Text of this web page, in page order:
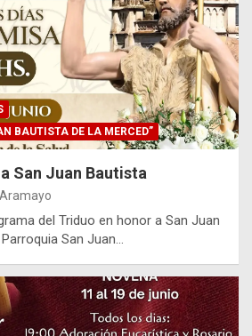
BAUTISTA DE LA MERCED”
San Juan Bautista
del Triduo en honor a San Juan
San Juan…